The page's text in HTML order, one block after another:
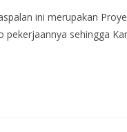
ini merupakan
pekerjaannya sehingga